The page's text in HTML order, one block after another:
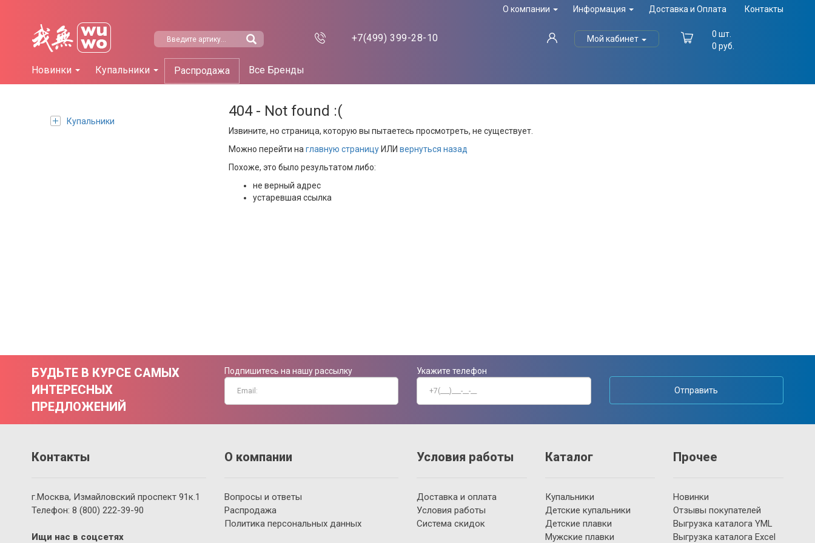
О компании Информация Доставка и Оплата Контакты
+7(499) 399-28-10 Мой кабинет
0 шт.
0 руб.
Новинки Купальники Распродажа Все Бренды
Купальники
404 - Not found :(
Извините, но страница, которую вы пытаетесь просмотреть, не существует.
Можно перейти на главную страницу ИЛИ вернуться назад
Похоже, это было результатом либо:
не верный адрес
устаревшая ссылка
БУДЬТЕ В КУРСЕ САМЫХ
ИНТЕРЕСНЫХ
ПРЕДЛОЖЕНИЙ
Подпишитесь на нашу рассылку
Укажите телефон
Отправить
Контакты
г.Москва, Измайловский проспект 91к.1
Телефон: 8 (800) 222-39-90
Ищи нас в соцсетях
О компании
Вопросы и ответы
Распродажа
Политика персональных данных
Условия работы
Доставка и оплата
Условия работы
Система скидок
Каталог
Купальники
Детские купальники
Детские плавки
Мужские плавки
Прочее
Новинки
Отзывы покупателей
Выгрузка каталога YML
Выгрузка каталога Excel